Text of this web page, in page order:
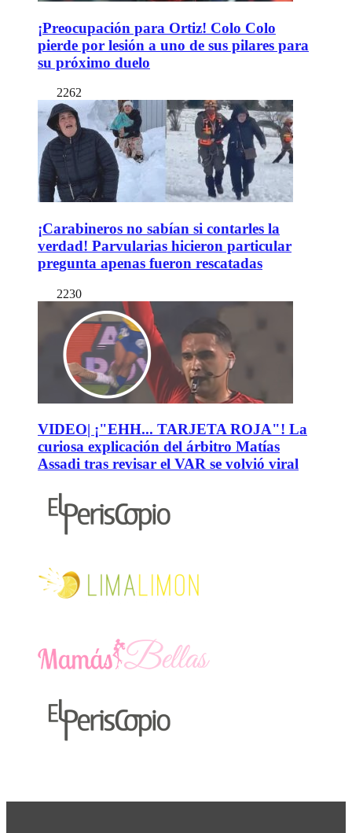
¡Preocupación para Ortiz! Colo Colo
pierde por lesión a uno de sus pilares para
su próximo duelo
2262
¡Carabineros no sabían si contarles la
verdad! Parvularias hicieron particular
pregunta apenas fueron rescatadas
2230
VIDEO| ¡"EHH... TARJETA ROJA"! La
curiosa explicación del árbitro Matías
Assadi tras revisar el VAR se volvió viral